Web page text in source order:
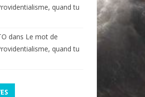
quand tu
dans Le mot de
quand tu